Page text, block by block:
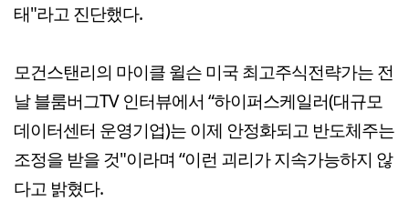
태"라고 진단했다.
모건스탠리의 마이클 윌슨 미국 최고주식전략가는 전
날 블룸버그TV 인터뷰에서 “하이퍼스케일러(대규모
데이터센터 운영기업)는 이제 안정화되고 반도체주는
조정을 받을 것"이라며 “이런 괴리가 지속가능하지 않
다고 밝혔다.